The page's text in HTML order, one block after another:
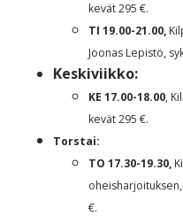
kevät 295 €.
TI 19.00-21.00,
Joonas Lepistö,
Keskiviikko:
KE 17.00-18.00,
kevät 295 €.
Torstai:
TO 17.30-19.30,
€.